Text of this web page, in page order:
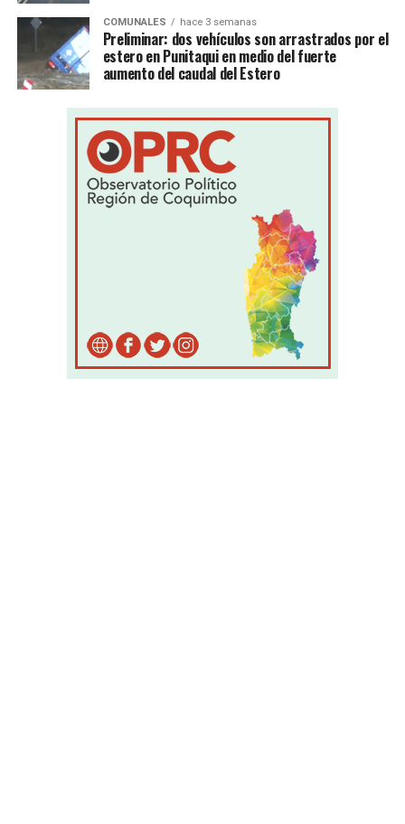
COMUNALES hace 3 semanas
Preliminar: dos vehículos son arrastrados por el
estero en Punitaqui en medio del fuerte
aumento del caudal del Estero